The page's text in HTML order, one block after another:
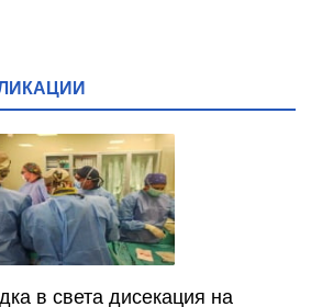
в света дисекация на